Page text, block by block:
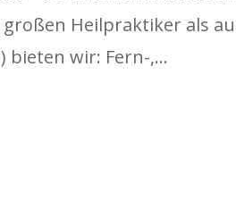
Heilpraktiker als
bieten wir: Fern-,...